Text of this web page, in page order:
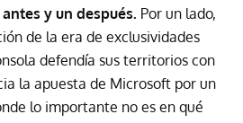
y un después. Por un lado,
de la era de exclusividades
defendía sus territorios con
la apuesta de Microsoft por un
lo importante no es en qué